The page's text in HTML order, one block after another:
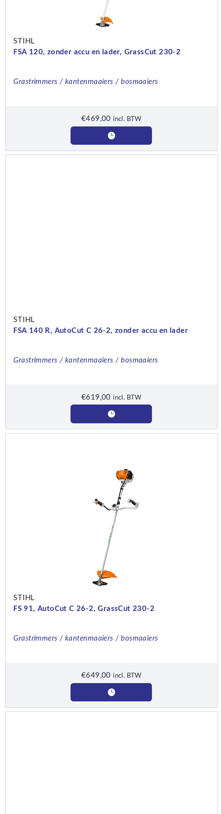
STIHL
FSA 120, zonder accu en lader, GrassCut 230-2
Grastrimmers / kantenmaaiers / bosmaaiers
€469,00 incl. BTW
STIHL
FSA 140 R, AutoCut C 26-2, zonder accu en lader
Grastrimmers / kantenmaaiers / bosmaaiers
€619,00 incl. BTW
STIHL
FS 91, AutoCut C 26-2, GrassCut 230-2
Grastrimmers / kantenmaaiers / bosmaaiers
€649,00 incl. BTW